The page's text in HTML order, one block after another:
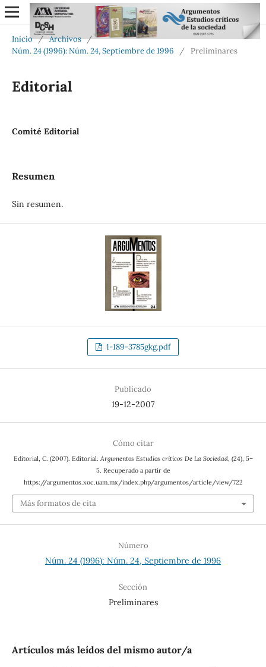
Inicio / Archivos /
Núm. 24 (1996): Núm. 24, Septiembre de 1996
/ Preliminares
Editorial
Comité Editorial
Resumen
Sin resumen.
1-189-3785gkg.pdf
Publicado
19-12-2007
Cómo citar
Editorial, C. (2007). Editorial. Argumentos Estudios críticos De La Sociedad, (24), 5–
5. Recuperado a partir de
https://argumentos.xoc.uam.mx/index.php/argumentos/article/view/722
Más formatos de cita
Número
Núm. 24 (1996): Núm. 24, Septiembre de 1996
Sección
Preliminares
Artículos más leídos del mismo autor/a